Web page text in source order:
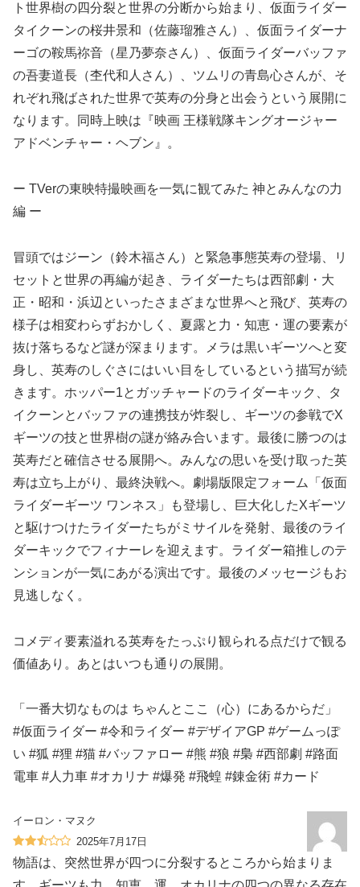
ト世界樹の四分裂と世界の分断から始まり、仮面ライダー
タイクーンの桜井景和（佐藤瑠雅さん）、仮面ライダーナ
ーゴの鞍馬祢音（星乃夢奈さん）、仮面ライダーバッファ
の吾妻道長（杢代和人さん）、ツムリの青島心さんが、そ
れぞれ飛ばされた世界で英寿の分身と出会うという展開に
なります。同時上映は『映画 王様戦隊キングオージャー
アドベンチャー・ヘブン』。
ー TVerの東映特撮映画を一気に観てみた 神とみんなの力
編 ー
冒頭ではジーン（鈴木福さん）と緊急事態英寿の登場、リ
セットと世界の再編が起き、ライダーたちは西部劇・大
正・昭和・浜辺といったさまざまな世界へと飛び、英寿の
様子は相変わらずおかしく、夏露と力・知恵・運の要素が
抜け落ちるなど謎が深まります。メラは黒いギーツへと変
身し、英寿のしぐさにはいい目をしているという描写が続
きます。ホッパー1とガッチャードのライダーキック、タ
イクーンとバッファの連携技が炸裂し、ギーツの参戦でX
ギーツの技と世界樹の謎が絡み合います。最後に勝つのは
英寿だと確信させる展開へ。みんなの思いを受け取った英
寿は立ち上がり、最終決戦へ。劇場版限定フォーム「仮面
ライダーギーツ ワンネス」も登場し、巨大化したXギーツ
と駆けつけたライダーたちがミサイルを発射、最後のライ
ダーキックでフィナーレを迎えます。ライダー箱推しのテ
ンションが一気にあがる演出です。最後のメッセージもお
見逃しなく。
コメディ要素溢れる英寿をたっぷり観られる点だけで観る
価値あり。あとはいつも通りの展開。
「一番大切なものは ちゃんとここ（心）にあるからだ」
#仮面ライダー #令和ライダー #デザイアGP #ゲームっぽ
い #狐 #狸 #猫 #バッファロー #熊 #狼 #梟 #西部劇 #路面
電車 #人力車 #オカリナ #爆発 #飛蝗 #錬金術 #カード
イーロン・マヌク
2025年7月17日
物語は、突然世界が四つに分裂するところから始まりま